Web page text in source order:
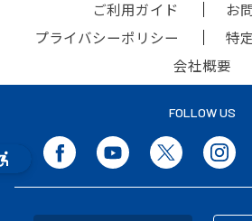
ご利用ガイド
お
プライバシーポリシー
特
会社概要
FOLLOW US